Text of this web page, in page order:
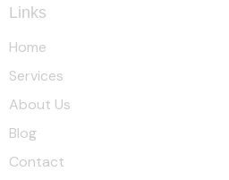
Links
Home
Services
About Us
Blog
Contact